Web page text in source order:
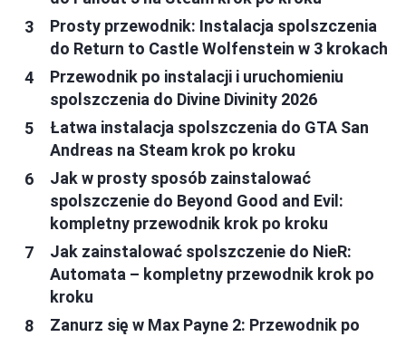
Prosty przewodnik: Instalacja spolszczenia
do Return to Castle Wolfenstein w 3 krokach
Przewodnik po instalacji i uruchomieniu
spolszczenia do Divine Divinity 2026
Łatwa instalacja spolszczenia do GTA San
Andreas na Steam krok po kroku
Jak w prosty sposób zainstalować
spolszczenie do Beyond Good and Evil:
kompletny przewodnik krok po kroku
Jak zainstalować spolszczenie do NieR:
Automata – kompletny przewodnik krok po
kroku
Zanurz się w Max Payne 2: Przewodnik po